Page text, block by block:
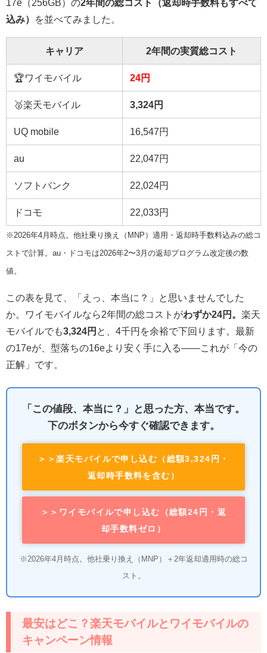
17e（256GB）の2年間の総コスト（返却時手数料もすべて
込み）
を並べてみました。
キャリア 2年間の実質総コスト
🏆ワイモバイル 24円
🥈楽天モバイル 3,324円
UQ mobile 16,547円
au 22,047円
ソフトバンク 22,024円
ドコモ 22,033円
※2026年4月時点。他社乗り換え（MNP）適用・返却時手数料込みの総コ
ストで計算。au・ドコモは2026年2〜3月の返却プログラム改定後の数
値。
この表を見て、「えっ、本当に？」と思いませんでした
か。ワイモバイルなら2年間の総コストがわずか24円。 楽天
モバイルでも3,324円 と、4千円を余裕で下回ります。最新
の17eが、型落ちの16eより安く手に入る——これが「今の
正解」です。
「この値段、本当に？」と思った方、本当です。
下のボタンから今すぐ確認できます。
＞＞楽天モバイルで申し込む（総額3,324円・
返却時手数料を含む）
＞＞ワイモバイルで申し込む（総額24円・返
却手数料ゼロ）
※2026年4月時点。他社乗り換え（MNP）＋2年返却適用時の総コ
スト。
最安はどこ？楽天モバイルとワイモバイルの
キャンペーン情報